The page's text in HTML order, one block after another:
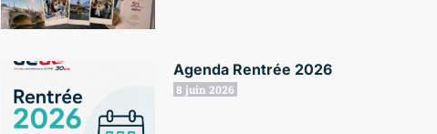
Agenda Rentrée 2026
8 juin 2026